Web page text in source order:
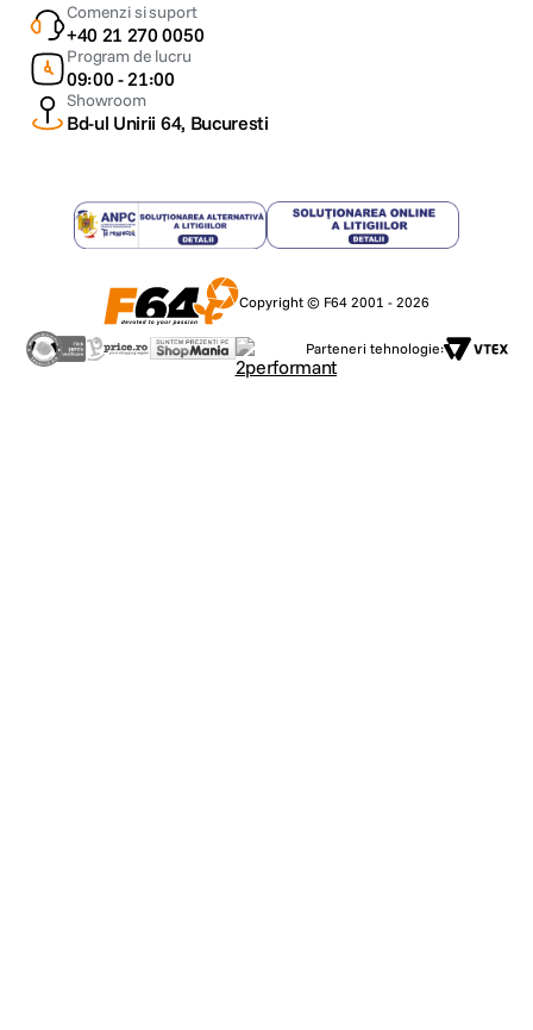
Comenzi si suport
+40 21 270 0050
Program de lucru
09:00 - 21:00
Showroom
Bd-ul Unirii 64, Bucuresti
Copyright © F64 2001 - 2026
Parteneri tehnologie: